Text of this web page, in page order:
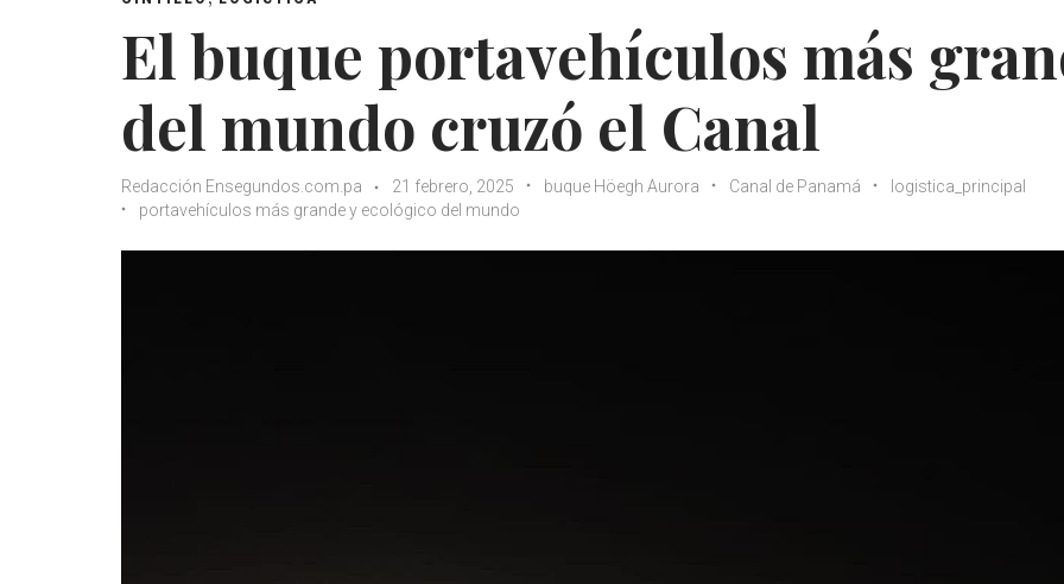
El buque portavehículos más
del mundo cruzó el Canal
Redacción Ensegundos.com.pa 21 febrero, 2025 buque Höegh Aurora Canal de Panamá
logistica_principal
portavehículos más grande y ecológico del mundo